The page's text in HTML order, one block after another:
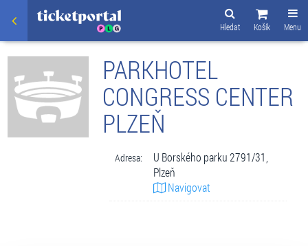
Menu
Košík
Hledat
PARKHOTEL
CONGRESS CENTER
PLZEŇ
Adresa:
U Borského parku 2791/31,
Plzeň
Navigovat